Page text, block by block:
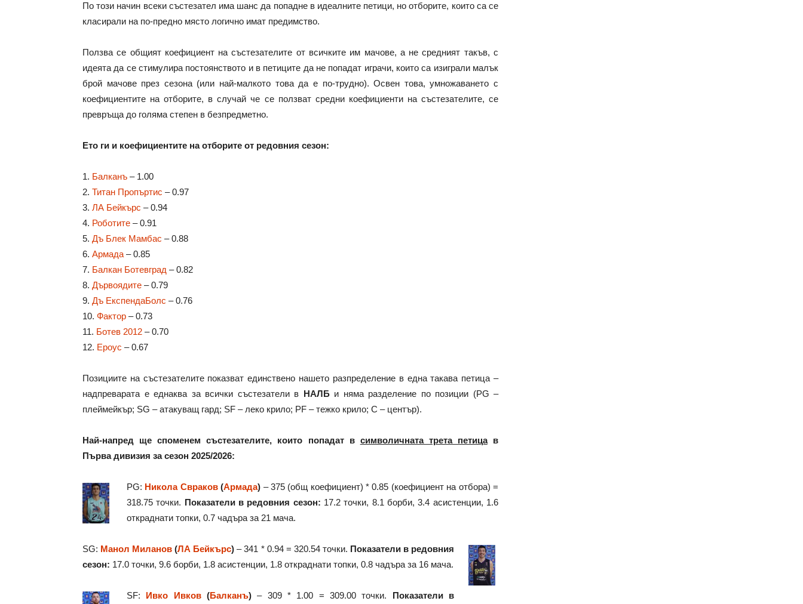
По този начин всеки състезател има шанс да попадне в идеалните петици, но отборите, които са се
класирали на по-предно място логично имат предимство.
Ползва се общият коефициент на състезателите от всичките им мачове, а не средният такъв, с
идеята да се стимулира постоянството и в петиците да не попадат играчи, които са изиграли малък
брой мачове през сезона (или най-малкото това да е по-трудно). Освен това, умножаването с
коефициентите на отборите, в случай че се ползват средни коефициенти на състезателите, се
превръща до голяма степен в безпредметно.
Ето ги и коефициентите на отборите от редовния сезон:
1. Балканъ – 1.00
2. Титан Пропъртис – 0.97
3. ЛА Бейкърс – 0.94
4. Роботите – 0.91
5. Дъ Блек Мамбас – 0.88
6. Армада – 0.85
7. Балкан Ботевград – 0.82
8. Дървоядите – 0.79
9. Дъ ЕкспендаБолс – 0.76
10. Фактор – 0.73
11. Ботев 2012 – 0.70
12. Ероус – 0.67
Позициите на състезателите показват единствено нашето разпределение в една такава петица –
надпреварата е еднаква за всички състезатели в НАЛБи няма разделение по позиции (PG –
плеймейкър; SG – атакуващ гард; SF – леко крило; PF – тежко крило; C – център).
Най-напред ще споменем състезателите, които попадат в символичната трета петицав
Първа дивизия за сезон 2025/2026:
PG: Никола Свраков(Армада) – 375 (общ коефициент) * 0.85 (коефициент на отбора) =
318.75 точки. Показатели в редовния сезон: 17.2 точки, 8.1 борби, 3.4 асистенции, 1.6
откраднати топки, 0.7 чадъра за 21 мача.
SG: Манол Миланов (ЛА Бейкърс) – 341 * 0.94 = 320.54 точки. Показатели в редовния
сезон: 17.0 точки, 9.6 борби, 1.8 асистенции, 1.8 откраднати топки, 0.8 чадъра за 16 мача.
SF: Ивко Ивков(Балканъ) – 309 * 1.00 = 309.00 точки. Показатели в